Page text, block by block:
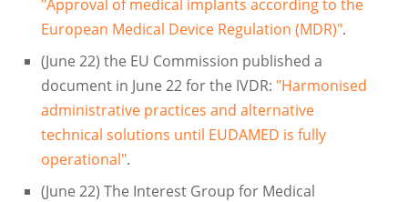
"Approval of medical implants according to the
European Medical Device Regulation (MDR)".
(June 22) the EU Commission published a
document in June 22 for the IVDR: "Harmonised
administrative practices and alternative
technical solutions until EUDAMED is fully
operational".
(June 22) The Interest Group for Medical